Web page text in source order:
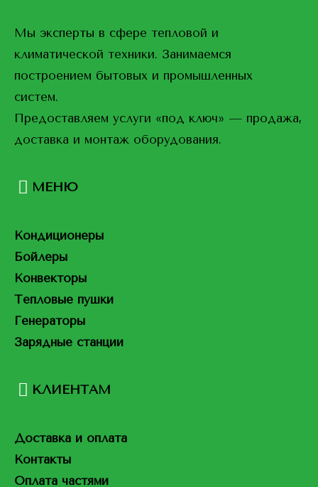
Мы эксперты в сфере тепловой и
климатической техники. Занимаемся
построением бытовых и промышленных
систем.
Предоставляем услуги «под ключ» — продажа,
доставка и монтаж оборудования.
МЕНЮ
Кондиционеры
Бойлеры
Конвекторы
Тепловые пушки
Генераторы
Зарядные станции
КЛИЕНТАМ
Доставка и оплата
Контакты
Оплата частями